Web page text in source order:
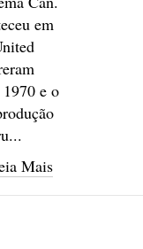
em
e o
Mais